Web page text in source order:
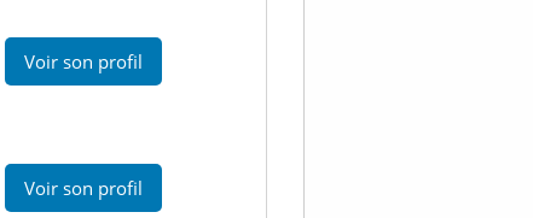
Voir son profil
Voir son profil